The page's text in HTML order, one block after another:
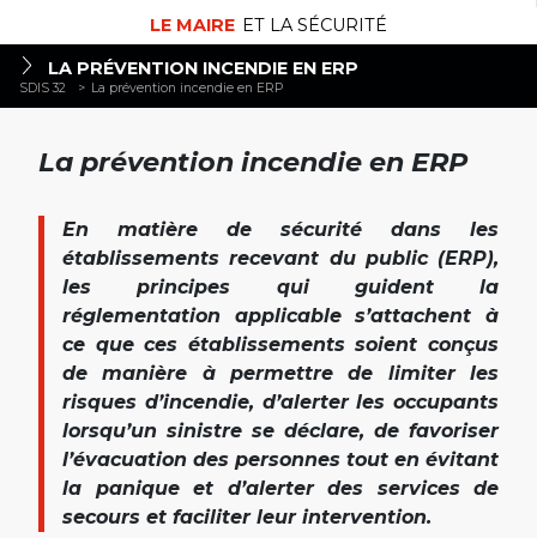
LE MAIRE ET LA SÉCURITÉ
LA PRÉVENTION INCENDIE EN ERP
SDIS 32 > La prévention incendie en ERP
La prévention incendie en ERP
En matière de sécurité dans les
établissements recevant du public (ERP),
les principes qui guident la
réglementation applicable s’attachent à
ce que ces établissements soient conçus
de manière à permettre de limiter les
risques d’incendie, d’alerter les occupants
lorsqu’un sinistre se déclare, de favoriser
l’évacuation des personnes tout en évitant
la panique et d’alerter des services de
secours et faciliter leur intervention.